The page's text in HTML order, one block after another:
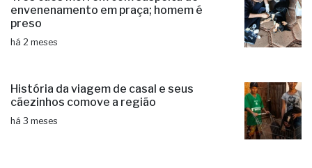
envenenamento em praça; homem é
preso
há 2 meses
História da viagem de casal e seus
cãezinhos comove a região
há 3 meses